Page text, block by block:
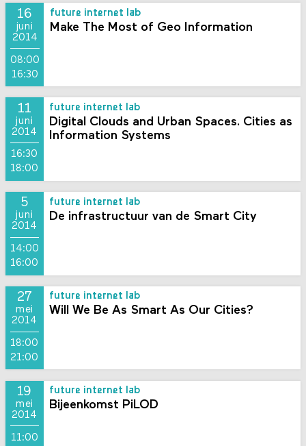
16
juni
2014
08:00
16:30
future internet lab
Make The Most of Geo Information
11
juni
2014
16:30
18:00
future internet lab
Digital Clouds and Urban Spaces. Cities as
Information Systems
5
juni
2014
14:00
16:00
future internet lab
De infrastructuur van de Smart City
27
mei
2014
18:00
21:00
future internet lab
Will We Be As Smart As Our Cities?
19
mei
2014
11:00
future internet lab
Bijeenkomst PiLOD